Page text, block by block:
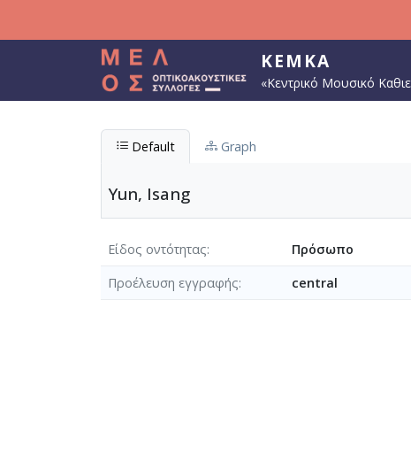
ΚΕΜΚΑ
«Κεντρικό Μουσικό
Default Graph
Yun, Isang
Είδος οντότητας
Πρόσωπο
Προέλευση εγγραφής
central